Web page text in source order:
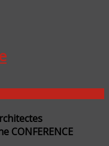
CONFERENCE